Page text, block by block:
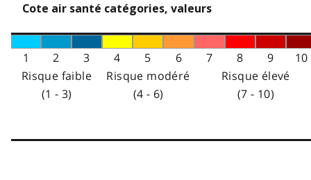
Cote air santé catégories, valeurs
1 2 3 4 5 6 7 8 9
10
Risque faible
(1 - 3)
Risque modéré
(4 - 6)
Risque élevé
(7 - 10)